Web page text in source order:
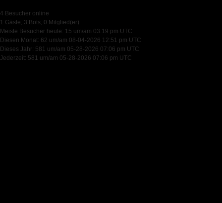
4 Besucher online
1 Gäste, 3 Bots, 0 Mitglied(er)
Meiste Besucher heute: 15 um/am 03:19 pm UTC
Diesen Monat: 62 um/am 08-04-2026 12:51 pm UTC
Dieses Jahr: 581 um/am 05-28-2026 07:06 pm UTC
Jederzeit: 581 um/am 05-28-2026 07:06 pm UTC